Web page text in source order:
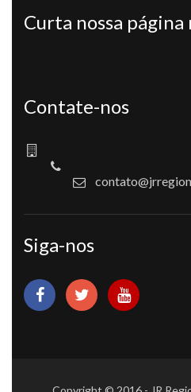
Curta nossa página
Contate-nos
Siga-nos